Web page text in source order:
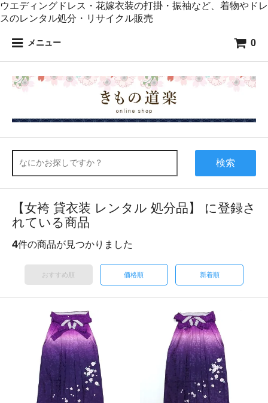
ウエディングドレス・花嫁衣装の打掛・振袖など、着物やドレ
スのレンタル処分・リサイクル販売
メニュー 0
検索
【女袴 貸衣装 レンタル 処分品】 に登録さ
れている商品
4件の商品が見つかりました
おすすめ順 価格順 新着順